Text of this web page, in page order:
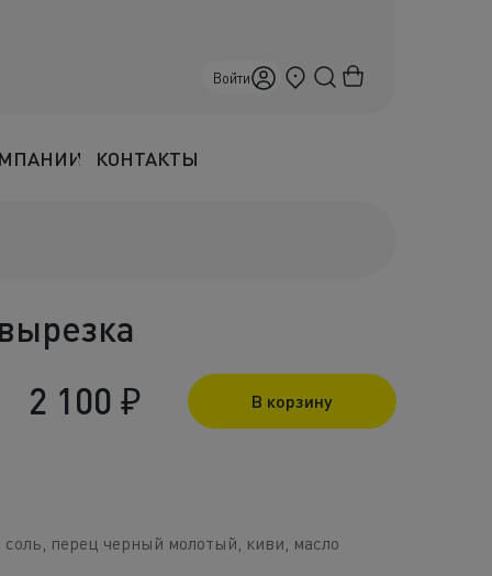
Войти Севастополь
КОНТАКТЫ
2 100₽ В корзину
перец черный молотый, киви, масло